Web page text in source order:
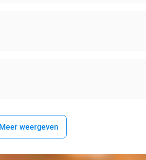
Meer weergeven